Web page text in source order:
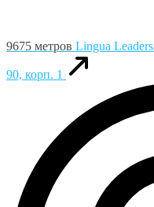
9675 метров Lingua Leaders
90, корп. 1